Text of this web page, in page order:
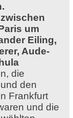
um
Eiling,
Aude-
die
den
Frankfurt
und die